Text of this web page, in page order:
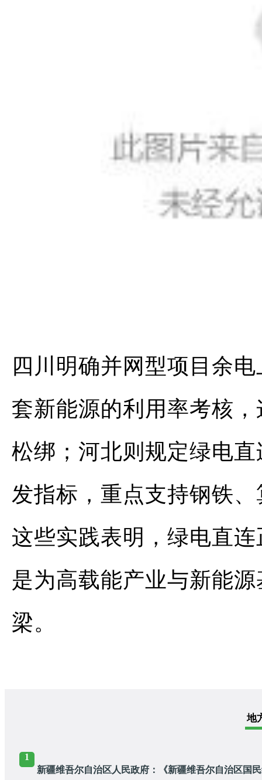
四川明确并网型项目余
套新能源的利用率考核
松绑；河北则规定绿电
发指标，重点支持钢铁
这些实践表明，绿电直
是为高载能产业与新能
梁。
地
1
新疆维吾尔自治区人民政府：《新疆维吾尔自治区国